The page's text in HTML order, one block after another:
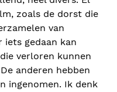
zoals de dorst die
van
iets gedaan kan
verloren kunnen
anderen hebben
ingenomen. Ik denk